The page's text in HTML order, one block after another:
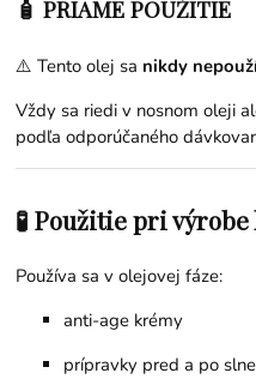
🧴 PRIAME POUŽITIE
⚠️ Tento olej sa nikdy
Vždy sa riedi v nosnom oleji
podľa odporúčaného
🧪 Použitie pri
Používa sa v olejovej fáze:
anti-age krémy
prípravky pred a po